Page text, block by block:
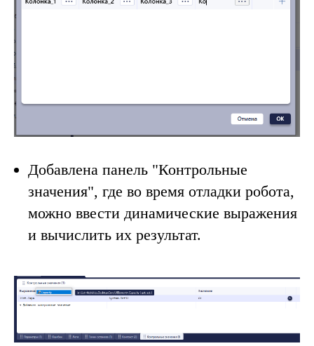
Добавлена панель "Контрольные
значения", где во время отладки робота,
можно ввести динамические выражения
и вычислить их результат.